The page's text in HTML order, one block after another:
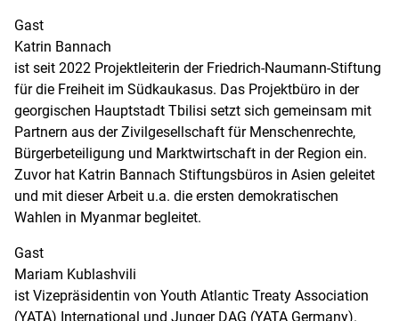
Gast
Katrin Bannach
ist seit 2022 Projektleiterin der Friedrich-Naumann-Stiftung
für die Freiheit im Südkaukasus. Das Projektbüro in der
georgischen Hauptstadt Tbilisi setzt sich gemeinsam mit
Partnern aus der Zivilgesellschaft für Menschenrechte,
Bürgerbeteiligung und Marktwirtschaft in der Region ein.
Zuvor hat Katrin Bannach Stiftungsbüros in Asien geleitet
und mit dieser Arbeit u.a. die ersten demokratischen
Wahlen in Myanmar begleitet.
Gast
Mariam Kublashvili
ist Vizepräsidentin von Youth Atlantic Treaty Association
(YATA) International und Junger DAG (YATA Germany).